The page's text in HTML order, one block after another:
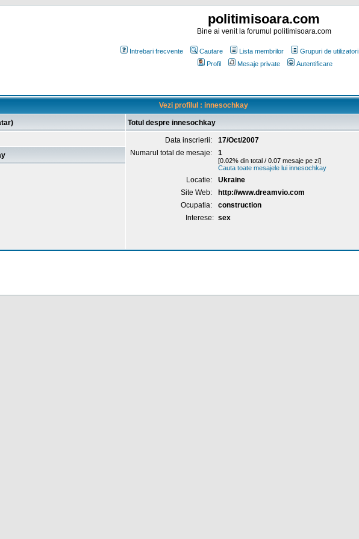
politimisoara.com
Bine ai venit la forumul politimisoara.com
Intrebari frecvente Cautare Lista membrilor Grupuri de utilizatori
Profil
Mesaje private Autentificare
Vezi profilul : innesochkay
Totul despre innesochkay
Data inscrierii:
17/Oct/2007
Numarul total de mesaje:
1
[0.02% din total / 0.07 mesaje pe zi]
Cauta toate mesajele lui innesochkay
Locatie:
Ukraine
Site Web:
http://www.dreamvio.com
Ocupatia:
construction
Interese: sex